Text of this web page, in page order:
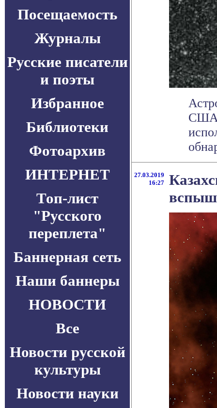
Посещаемость
Журналы
Русские писатели
и поэты
Избранное
Библиотеки
Фотоархив
ИНТЕРНЕТ
Топ-лист
"Русского
переплета"
Баннерная сеть
Наши баннеры
НОВОСТИ
Все
Новости русской
культуры
Новости науки
США,
27.03.2019
16:27